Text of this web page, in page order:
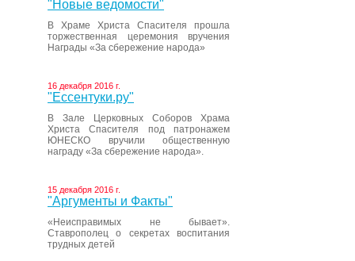
"Новые ведомости"
В Храме Христа Спасителя прошла
торжественная церемония вручения
Награды «За сбережение народа»
16 декабря 2016 г.
"Ессентуки.ру"
В Зале Церковных Соборов Храма
Христа Спасителя под патронажем
ЮНЕСКО вручили общественную
награду «За сбережение народа».
15 декабря 2016 г.
"Аргументы и Факты"
«Неисправимых не бывает».
Ставрополец о секретах воспитания
трудных детей